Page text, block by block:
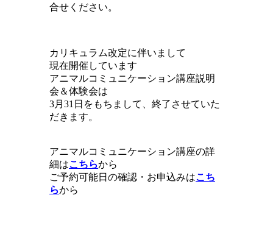
合せください。
カリキュラム改定に伴いまして
現在開催しています
アニマルコミュニケーション講座説明
会＆体験会は
3月31日をもちまして、終了させていた
だきます。
アニマルコミュニケーション講座の詳
細はこちらから
ご予約可能日の確認・お申込みはこち
らから